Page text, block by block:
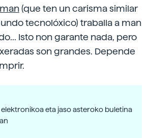
(que ten un carisma similar
tecnolóxico) traballa a man
Isto non garante nada, pero
son grandes. Depende
elektronikoa eta jaso asteroko buletina